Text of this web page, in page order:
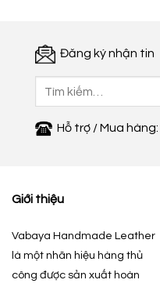
Đăng ký nhận tin
Hỗ trợ / Mua hàng:
Giới thiệu
Vabaya Handmade Leather
là một nhãn hiệu hàng thủ
công được sản xuất hoàn